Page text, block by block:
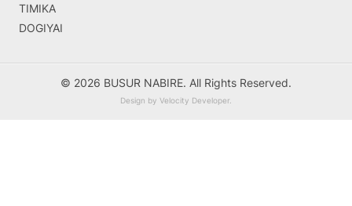
TIMIKA
DOGIYAI
© 2026 BUSUR NABIRE. All Rights Reserved.
Design by Velocity Developer